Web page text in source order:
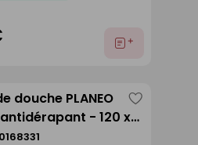
Ajouter
douche PLANEO
- 120 x comme